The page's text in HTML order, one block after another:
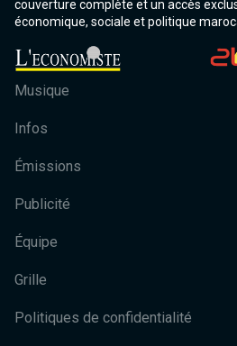
couverture complète et un accès
économique, sociale et politique
Musique
Infos
Émissions
Publicité
Équipe
Grille
Politiques de confidentialité